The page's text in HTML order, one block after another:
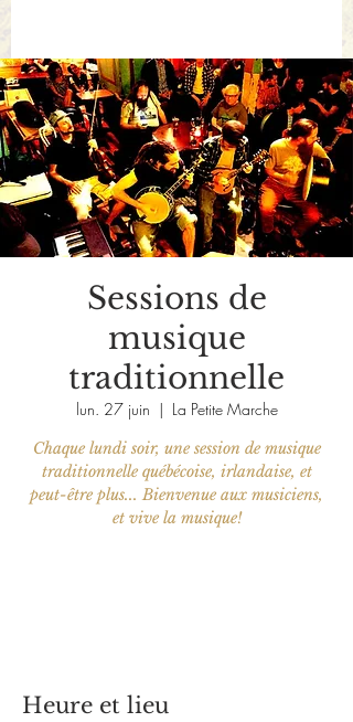
Sessions de
musique
traditionnelle
lun. 27 juin
  |
La Petite Marche
Chaque lundi soir, une session de musique
traditionnelle québécoise, irlandaise, et
peut-être plus... Bienvenue aux musiciens,
et vive la musique!
Heure et lieu